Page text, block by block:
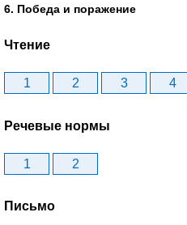
6. Победа и поражение
Чтение
1 2 3 4
Речевые нормы
1 2
Письмо